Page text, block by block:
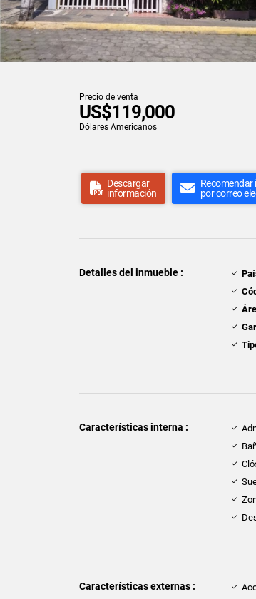
Precio de venta
US$119,000
Dólares Americanos
Descargar
información
Recomendar
por correo
Detalles del inmueble :
Características interna :
Características externas :